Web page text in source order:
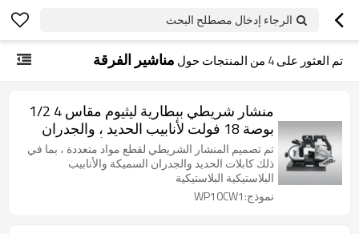
الرجاء إدخال مصطلح البحث
تم العثور على4 من المنتجات حول مناشير الفرقة
منشار شريطي ببطارية ليثيوم مقاس 4 1/2
بوصة 18 فولت لأنابيب الحديد ، والجدران
السميكة ، و SS ، والكابلات والأنابيب
البلاستيكية البلاستيكية
تم تصميم المنشار الشريطي لقطع مواد متعددة ، بما في
ذلك كابلات الحديد والجدران السميكة والأنابيب
البلاستيكية البلاستيكية
نموذج:WP10CW1